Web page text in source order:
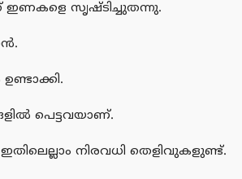
ഇണകളെ സൃഷ്ടിച്ചുതന്നു.
പെട്ടവയാണ്.
നിരവധി തെളിവുകളുണ്ട്.